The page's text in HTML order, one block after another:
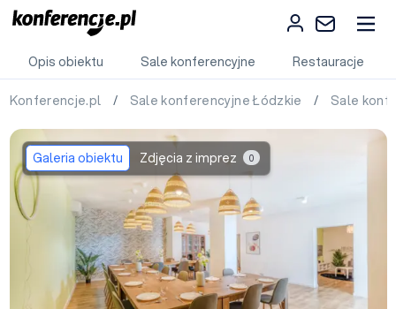
Opis obiektu Sale konferencyjne Restauracje
Konferencje.pl / Sale konferencyjne Łódzkie / Sale
Galeria obiektu Zdjęcia z imprez 0